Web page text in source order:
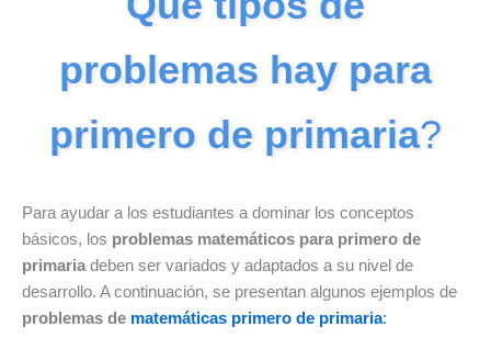
problemas hay para
primero de primaria?
Para ayudar a los estudiantes a dominar los conceptos
básicos, los problemas matemáticos para primero de
primariadeben ser variados y adaptados a su nivel de
desarrollo. A continuación, se presentan algunos ejemplos de
problemas de matemáticas primero de primaria: